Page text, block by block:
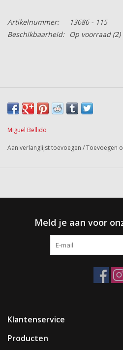
Artikelnummer:
13686 - 115
Beschikbaarheid:
Op voorraad(2)
Miguel Bellido
Aan verlanglijst toevoegen /Toevoegen
Meld je aan voor
Klantenservice
Producten